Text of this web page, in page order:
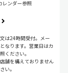
レンダー参照
は24時間受付。メー
なります。営業日はカ
ください。
舗を構えておりません
い。